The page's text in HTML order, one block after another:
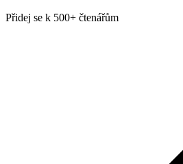
Přidej se k 500+ čtenářům